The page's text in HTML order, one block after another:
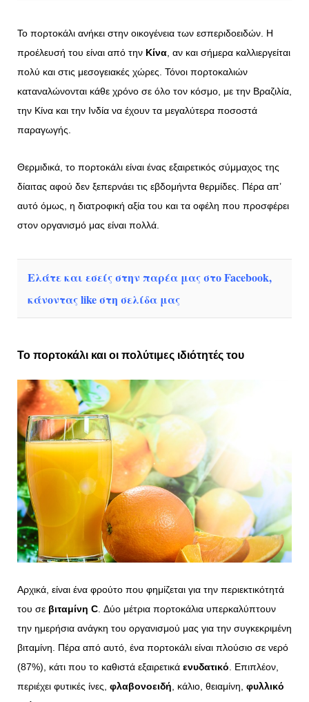
Το πορτοκάλι ανήκει στην οικογένεια των εσπεριδοειδών. Η
προέλευσή του είναι από την Κίνα, αν και σήμερα καλλιεργείται
πολύ και στις μεσογειακές χώρες. Τόνοι πορτοκαλιών
καταναλώνονται κάθε χρόνο σε όλο τον κόσμο, με την Βραζιλία,
την Κίνα και την Ινδία να έχουν τα μεγαλύτερα ποσοστά
παραγωγής.
Θερμιδικά, το πορτοκάλι είναι ένας εξαιρετικός σύμμαχος της
δίαιτας αφού δεν ξεπερνάει τις εβδομήντα θερμίδες. Πέρα απ’
αυτό όμως, η διατροφική αξία του και τα οφέλη που προσφέρει
στον οργανισμό μας είναι πολλά.
Ελάτε και εσείς στην παρέα μας στο Facebook,
κάνοντας like στη σελίδα μας
Το πορτοκάλι και οι πολύτιμες ιδιότητές του
Αρχικά, είναι ένα φρούτο που φημίζεται για την περιεκτικότητά
του σε βιταμίνη C . Δύο μέτρια πορτοκάλια υπερκαλύπτουν
την ημερήσια ανάγκη του οργανισμού μας για την συγκεκριμένη
βιταμίνη. Πέρα από αυτό, ένα πορτοκάλι είναι πλούσιο σε νερό
(87%), κάτι που το καθιστά εξαιρετικά ενυδατικό . Επιπλέον,
περιέχει φυτικές ίνες, φλαβονοειδή , κάλιο, θειαμίνη, φυλλικό